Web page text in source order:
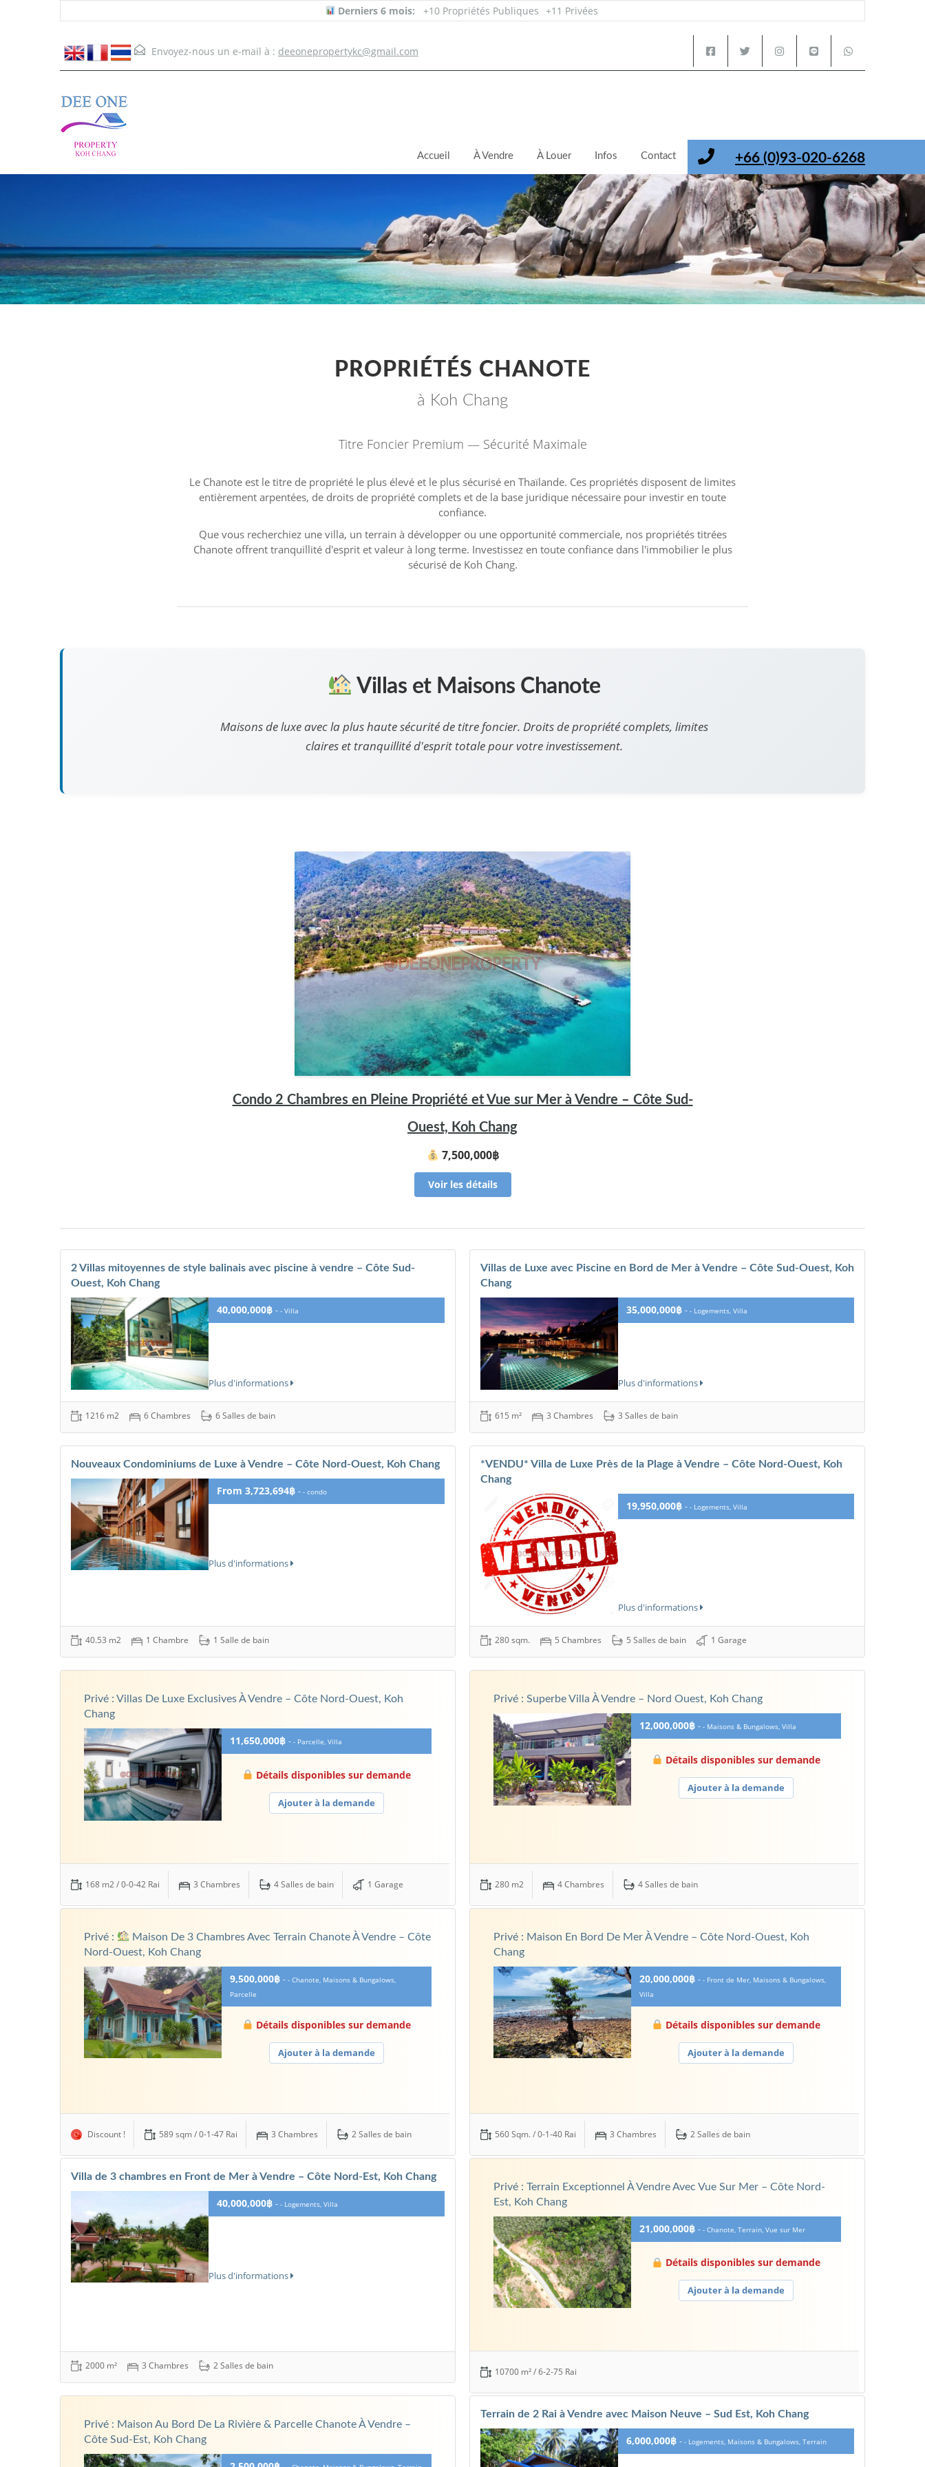
Derniers 6 mois: +10 Propriétés Publiques +11 Privées
Envoyez-nous un e-mail à : deeonepropertykc@gmail.com
+66 (0)93-020-6268
Accueil À Vendre À Louer Infos Contact
PROPRIÉTÉS CHANOTE
à Koh Chang
Titre Foncier Premium — Sécurité Maximale
Le Chanote est le titre de propriété le plus élevé et le plus sécurisé en Thaïlande. Ces propriétés disposent de limites
entièrement arpentées, de droits de propriété complets et de la base juridique nécessaire pour investir en toute
confiance.
Que vous recherchiez une villa, un terrain à développer ou une opportunité commerciale, nos propriétés titrées
Chanote offrent tranquillité d'esprit et valeur à long terme. Investissez en toute confiance dans l'immobilier le plus
sécurisé de Koh Chang.
Villas et Maisons Chanote
Maisons de luxe avec la plus haute sécurité de titre foncier. Droits de propriété complets, limites
claires et tranquillité d'esprit totale pour votre investissement.
Condo 2 Chambres en Pleine Propriété et Vue sur Mer à Vendre – Côte Sud-
Ouest, Koh Chang
7,500,000฿
Voir les détails
2 Villas mitoyennes de style balinais avec piscine à vendre – Côte Sud-
Ouest, Koh Chang
40,000,000฿ - - Villa
Plus d'informations
1216 m2 6 Chambres 6 Salles de bain
Villas de Luxe avec Piscine en Bord de Mer à Vendre – Côte Sud-Ouest, Koh
Chang
35,000,000฿ - - Logements, Villa
Plus d'informations
615 m² 3 Chambres 3 Salles de bain
Nouveaux Condominiums de Luxe à Vendre – Côte Nord-Ouest, Koh Chang
From 3,723,694฿ - - condo
Plus d'informations
40.53 m2 1 Chambre 1 Salle de bain
*VENDU* Villa de Luxe Près de la Plage à Vendre – Côte Nord-Ouest, Koh
Chang
19,950,000฿ - - Logements, Villa
Plus d'informations
280 sqm. 5 Chambres 5 Salles de bain 1 Garage
Privé : Villas De Luxe Exclusives À Vendre – Côte Nord-Ouest, Koh
Chang
11,650,000฿ - - Parcelle, Villa
Détails disponibles sur demande
Ajouter à la demande
168 m2 / 0-0-42 Rai 3 Chambres 4 Salles de bain 1 Garage
Privé : Superbe Villa À Vendre – Nord Ouest, Koh Chang
12,000,000฿ - - Maisons & Bungalows, Villa
Détails disponibles sur demande
Ajouter à la demande
280 m2 4 Chambres 4 Salles de bain
Privé :
Maison De 3 Chambres Avec Terrain Chanote À Vendre – Côte
Nord-Ouest, Koh Chang
9,500,000฿ - - Chanote, Maisons & Bungalows,
Parcelle
Détails disponibles sur demande
Ajouter à la demande
Discount ! 589 sqm / 0-1-47 Rai 3 Chambres 2 Salles de bain
Privé : Maison En Bord De Mer À Vendre – Côte Nord-Ouest, Koh
Chang
20,000,000฿ - - Front de Mer, Maisons & Bungalows,
Villa
Détails disponibles sur demande
Ajouter à la demande
560 Sqm. / 0-1-40 Rai 3 Chambres 2 Salles de bain
Villa de 3 chambres en Front de Mer à Vendre – Côte Nord-Est, Koh Chang
40,000,000฿ - - Logements, Villa
Plus d'informations
2000 m² 3 Chambres 2 Salles de bain
Privé : Terrain Exceptionnel À Vendre Avec Vue Sur Mer – Côte Nord-
Est, Koh Chang
21,000,000฿ - - Chanote, Terrain, Vue sur Mer
Détails disponibles sur demande
Ajouter à la demande
10700 m² / 6-2-75 Rai
Privé : Maison Au Bord De La Rivière & Parcelle Chanote À Vendre –
Côte Sud-Est, Koh Chang
Terrain de 2 Rai à Vendre avec Maison Neuve – Sud Est, Koh Chang
6,000,000฿ - - Logements, Maisons & Bungalows, Terrain